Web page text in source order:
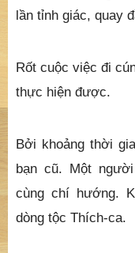
lần tỉnh giác,
Rốt cuộc việc đi
thực hiện được.
Bởi khoảng thời
bạn cũ. Một
cùng chí hướng.
dòng tộc Thích-ca.